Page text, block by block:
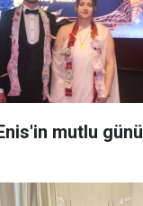
mutlu günü